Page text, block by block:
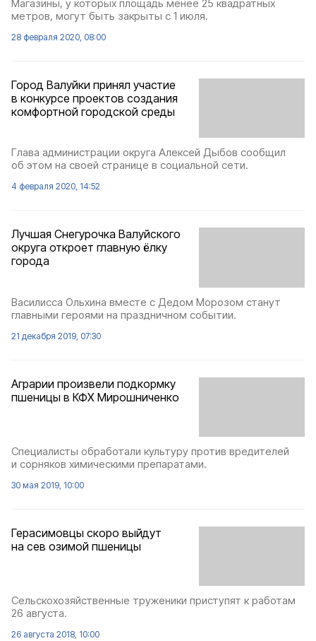
Магазины, у которых площадь менее 25 квадратных
метров, могут быть закрыты с 1 июля.
28 февраля 2020, 08:00
Город Валуйки принял участие
в конкурсе проектов создания
комфортной городской среды
Глава администрации округа Алексей Дыбов сообщил
об этом на своей странице в социальной сети.
4 февраля 2020, 14:52
Лучшая Снегурочка Валуйского
округа откроет главную ёлку
города
Василисcа Ольхина вместе с Дедом Морозом станут
главными героями на праздничном событии.
21 декабря 2019, 07:30
Аграрии произвели подкормку
пшеницы в КФХ Мирошниченко
Специалисты обработали культуру против вредителей
и сорняков химическими препаратами.
30 мая 2019, 10:00
Герасимовцы скоро выйдут
на сев озимой пшеницы
Сельскохозяйственные труженики приступят к работам
26 августа.
26 августа 2018, 10:00